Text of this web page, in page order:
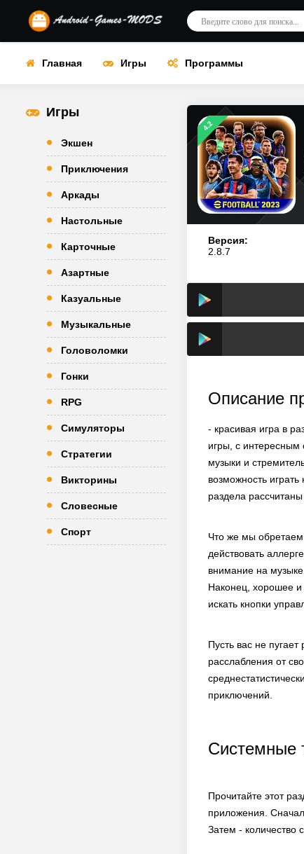
Главная Игры Программы
Игры
Экшен
Приключения
Аркады
Настольные
Карточные
Азартные
Казуальные
Музыкальные
Головоломки
Гонки
RPG
Симуляторы
Стратегии
Викторины
Словесные
Спорт
4.2
Версия:
2.8.7
Описание
- красивая игра в
игры, с интересным
музыки и
возможность
раздела
Что же мы обретаем
действовать
внимание на
Наконец, хорошее и
искать кнопки
Пусть вас не
расслабления от
приключений.
Системные
Прочитайте этот
приложения.
Затем - количество